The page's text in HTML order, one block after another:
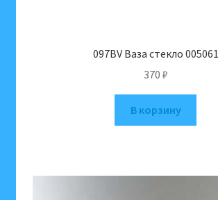
097BV Ваза стекло 005061
370 ₽
В корзину